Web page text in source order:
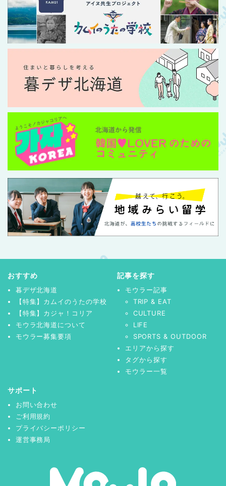
おすすめ
暮デザ北海道
【特集】カムイのうたの学校
【特集】カジャ！コリア
モウラ北海道について
モウラー募集要項
記事を探す
モウラー記事
TRIP & EAT
CULTURE
LIFE
SPORTS & OUTDOOR
エリアから探す
タグから探す
モウラー一覧
サポート
お問い合わせ
ご利用規約
プライバシーポリシー
運営事務局